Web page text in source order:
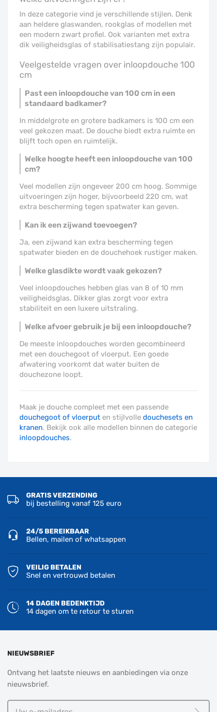
In deze categorie vind je verschillende stijlen. Denk
aan heldere glaswanden, rookglas of modellen met
een modern zwart profiel. Ook varianten met extra
dik veiligheidsglas of stabilisatiestang zijn populair.
Veelgestelde vragen over inloopdouche 100
cm
Past een inloopdouche van 100 cm in een
standaard badkamer?
In middelgrote en grotere badkamers is 100 cm een
veel gekozen maat. De douche biedt extra ruimte en
blijft toch open en ruimtelijk.
Welke hoogte heeft een inloopdouche van 100
cm?
Veel modellen zijn ongeveer 200 cm hoog. Sommige
uitvoeringen zijn hoger, bijvoorbeeld 220 cm, wat
extra bescherming tegen spatwater kan geven.
Kan ik een zijwand toevoegen?
Ja, een zijwand kan extra bescherming tegen
spatwater bieden en de douchehoek rustiger maken.
Welke glasdikte wordt vaak gekozen?
Veel inloopdouches hebben glas van 8 of 10 mm
veiligheidsglas. Dikker glas zorgt voor extra
stabiliteit en een luxere uitstraling.
Welke afvoer gebruik je bij een inloopdouche?
De meeste inloopdouches worden gecombineerd
met een douchegoot of vloerput. Een goede
afwatering voorkomt dat water buiten de
douchezone loopt.
Maak je douche compleet met een passende
douchegoot of vloerput en stijlvolle douchesets en
kranen. Bekijk ook alle modellen binnen de categorie
inloopdouches.
GRATIS VERZENDING
bij bestelling vanaf 125 euro
24/5 BEREIKBAAR
Bellen, mailen of whatsappen
VEILIG BETALEN
Snel en vertrouwd betalen
14 DAGEN BEDENKTIJD
14 dagen om te retour te sturen
NIEUWSBRIEF
Ontvang het laatste nieuws en aanbiedingen via onze
nieuwsbrief.